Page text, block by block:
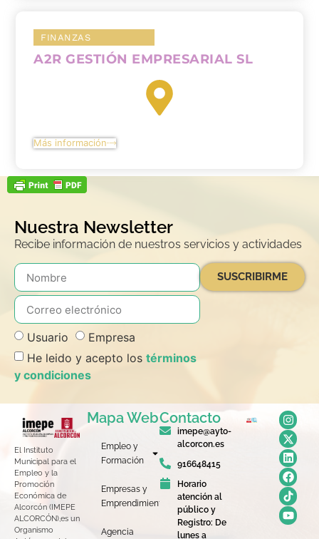
FINANZAS
A2R GESTIÓN EMPRESARIAL SL
Más información
Nuestra Newsletter
Recibe información de nuestros servicios y actividades
Usuario
Empresa
He leido y acepto los términos
y condiciones
SUSCRIBIRME
El Instituto
Municipal para el
Empleo y la
Promoción
Económica de
Alcorcón (IMEPE
ALCORCÓN),es un
Organismo
Mapa Web
Empleo y
Formación
Empresas y
Emprendimiento
Agencia
Contacto
imepe@ayto-
alcorcon.es
916648415
Horario
atención al
público y
Registro: De
lunes a